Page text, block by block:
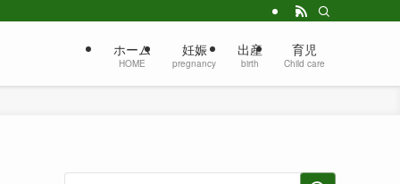
ホーム
HOME
妊娠
pregnancy
出産
birth
育児
Child care